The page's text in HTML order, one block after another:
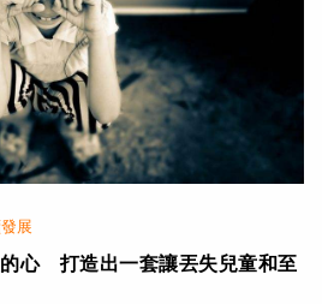
展
心 打造出一套讓丟失兒童和至